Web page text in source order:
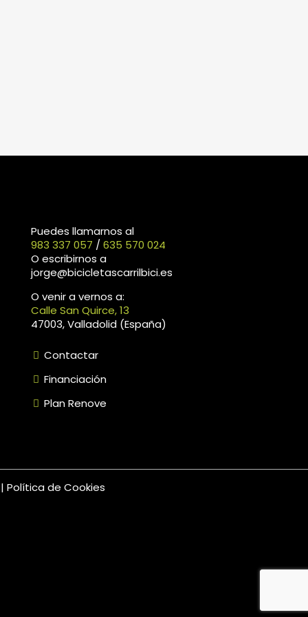
Puedes llamarnos al
983 337 057 /635 570 024
O escribirnos a
jorge@bicicletascarrilbici.es
O venir a vernos a:
Calle San Quirce, 13
47003, Valladolid (España)
Contactar
Financiación
Plan Renove
| Política de Cookies